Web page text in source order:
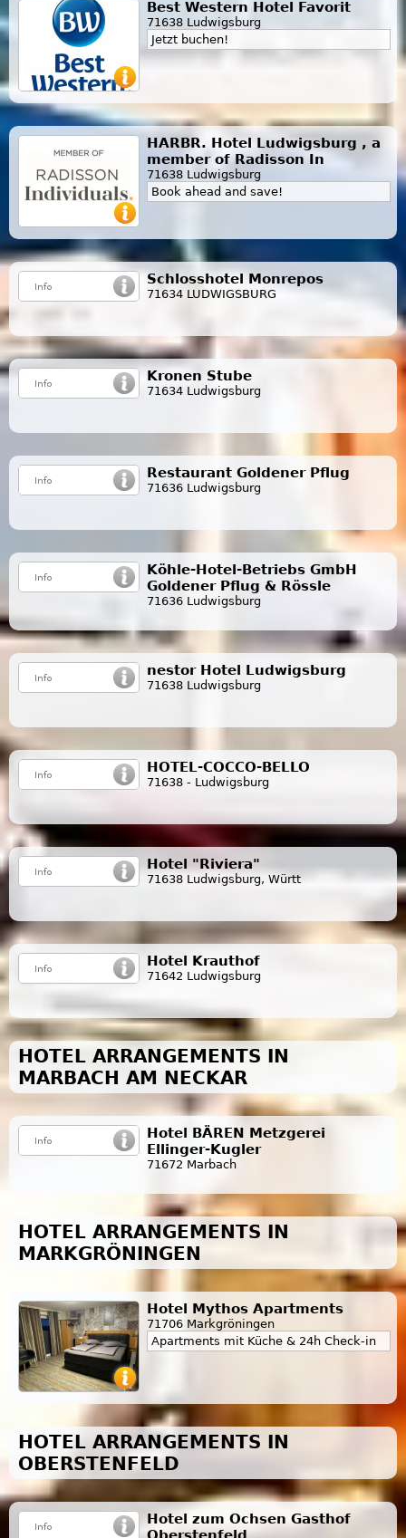
Best Western Hotel Favorit
71638 Ludwigsburg
Jetzt buchen!
HARBR. Hotel Ludwigsburg , a
member of Radisson In
71638 Ludwigsburg
Book ahead and save!
Schlosshotel Monrepos
71634 LUDWIGSBURG
Kronen Stube
71634 Ludwigsburg
Restaurant Goldener Pflug
71636 Ludwigsburg
Köhle-Hotel-Betriebs GmbH
Goldener Pflug & Rössle
71636 Ludwigsburg
nestor Hotel Ludwigsburg
71638 Ludwigsburg
HOTEL-COCCO-BELLO
71638 - Ludwigsburg
Hotel "Riviera"
71638 Ludwigsburg, Württ
Hotel Krauthof
71642 Ludwigsburg
HOTEL ARRANGEMENTS IN
MARBACH AM NECKAR
Hotel BÄREN Metzgerei
Ellinger-Kugler
71672 Marbach
HOTEL ARRANGEMENTS IN
MARKGRÖNINGEN
Hotel Mythos Apartments
71706 Markgröningen
Apartments mit Küche & 24h Check-in
HOTEL ARRANGEMENTS IN
OBERSTENFELD
Hotel zum Ochsen Gasthof